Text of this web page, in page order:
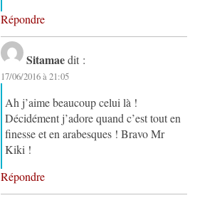
Répondre
Sitamae dit :
17/06/2016 à 21:05
Ah j’aime beaucoup celui là !
Décidément j’adore quand c’est tout en
finesse et en arabesques ! Bravo Mr
Kiki !
Répondre